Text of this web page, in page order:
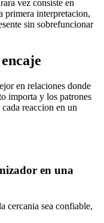
vez consiste en
primera interpretacion,
sin sobrefuncionar
en relaciones donde
importa y los patrones
reaccion en un
en una
cercania sea confiable,